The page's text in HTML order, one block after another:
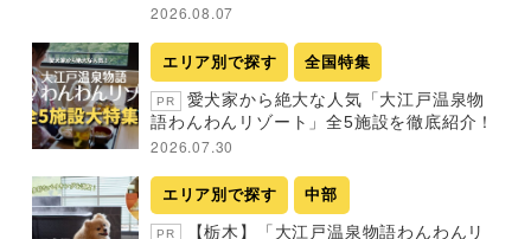
2026.08.07
エリア別で探す 全国特集
PR
愛犬家から絶大な人気「大江戸温泉物
語わんわんリゾート」全5施設を徹底紹介！
2026.07.30
エリア別で探す 中部
PR
【栃木】「大江戸温泉物語わんわんリ